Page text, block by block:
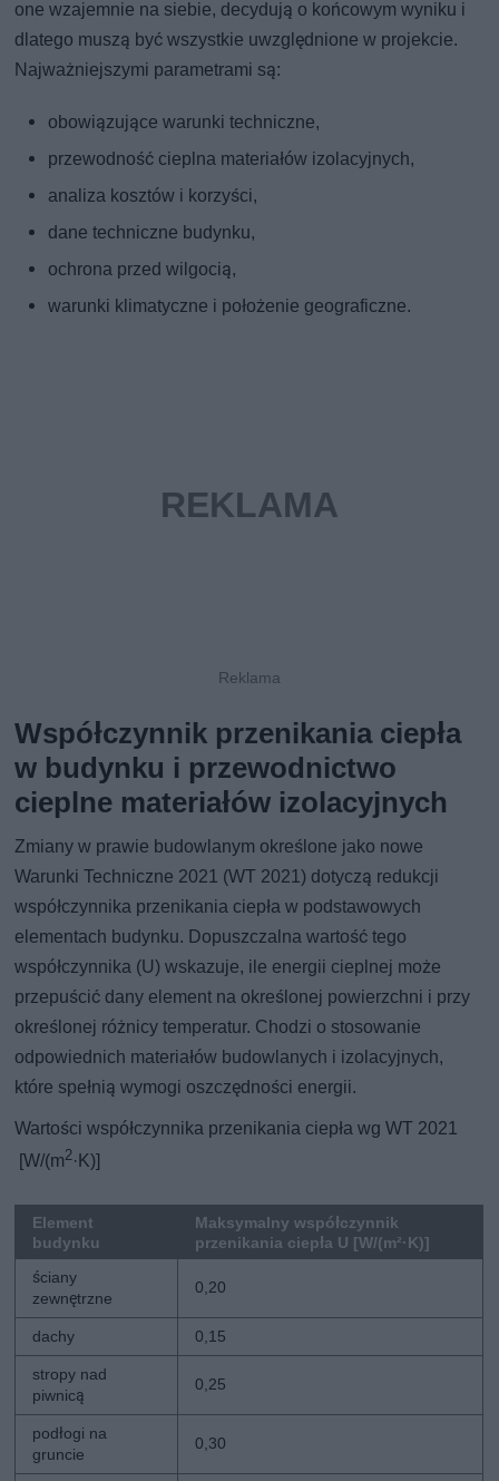
one wzajemnie na siebie, decydują o końcowym wyniku i
dlatego muszą być wszystkie uwzględnione w projekcie.
Najważniejszymi parametrami są:
obowiązujące warunki techniczne,
przewodność cieplna materiałów izolacyjnych,
analiza kosztów i korzyści,
dane techniczne budynku,
ochrona przed wilgocią,
warunki klimatyczne i położenie geograficzne.
Współczynnik przenikania ciepła
w budynku i przewodnictwo
cieplne materiałów izolacyjnych
Zmiany w prawie budowlanym określone jako nowe
Warunki Techniczne 2021 (WT 2021) dotyczą redukcji
współczynnika przenikania ciepła w podstawowych
elementach budynku. Dopuszczalna wartość tego
współczynnika (U) wskazuje, ile energii cieplnej może
przepuścić dany element na określonej powierzchni i przy
określonej różnicy temperatur. Chodzi o stosowanie
odpowiednich materiałów budowlanych i izolacyjnych,
które spełnią wymogi oszczędności energii.
Wartości współczynnika przenikania ciepła wg WT 2021
[W/(m2·K)]
Element
budynku
Maksymalny współczynnik
przenikania ciepła U [W/(m²·K)]
ściany
zewnętrzne
0,20
dachy 0,15
stropy nad
piwnicą
0,25
podłogi na
gruncie
0,30